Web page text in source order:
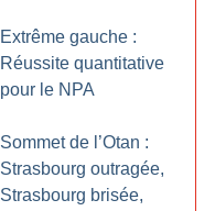
Extrême gauche :
Réussite quantitative
pour le NPA
Sommet de l’Otan :
Strasbourg outragée,
Strasbourg brisée,